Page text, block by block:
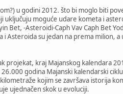
u godini 2012. što bi moglo biti
uključuju moguće udare kometa i
Bet, -Asteroidi-Caph Vav Caph Bet
Asteroida su jedan na prema milion, a
projekat, kraj Majanskog kalendara
godina Majanski kalendarski
kojim se završava istorija
ujednačen skok u evoluciji.